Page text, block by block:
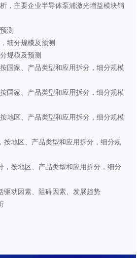
，主要企业半导体泵浦激光增益模块销
测
细分规模及预测
规模及预测
国家、产品类型和应用拆分，细分规模
国家、产品类型和应用拆分，细分规模
地区、产品类型和应用拆分，细分规模
按地区、产品类型和应用拆分，细分规
，按地区、产品类型和应用拆分，细分
驱动因素、阻碍因素、发展趋势